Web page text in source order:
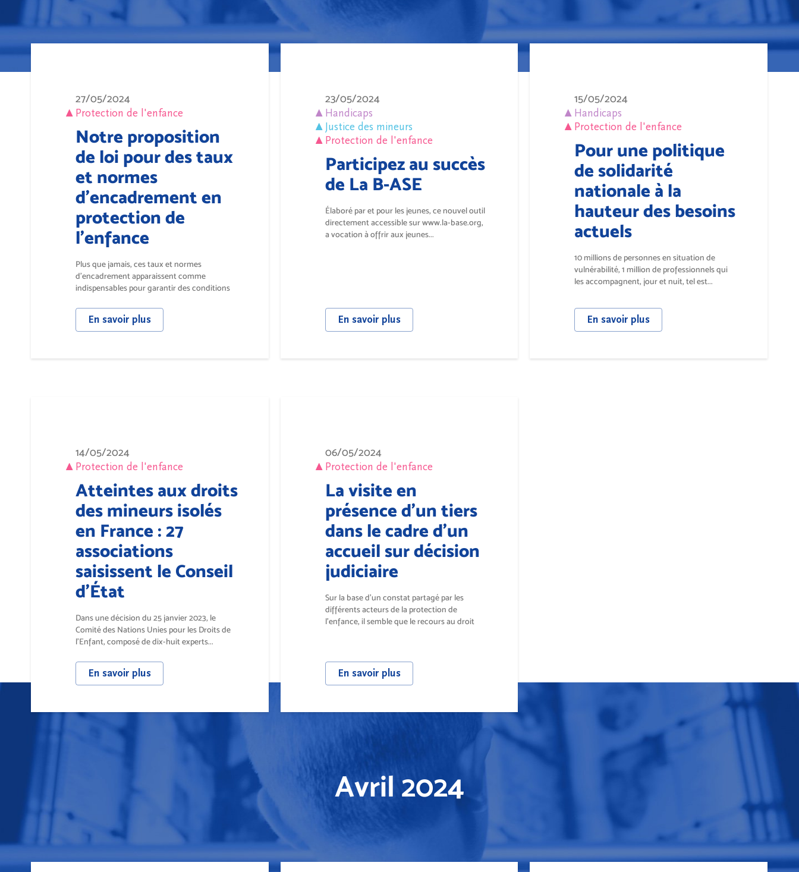
27/05/2024
Protection de l'enfance
Notre proposition
de loi pour des taux
et normes
d'encadrement en
protection de
l'enfance
Plus que jamais, ces taux et normes
d’encadrement apparaissent comme
indispensables pour garantir des conditions
En savoir plus
23/05/2024
Handicaps
Justice des mineurs
Protection de l'enfance
Participez au succès
de La B-ASE
Élaboré par et pour les jeunes, ce nouvel outil
directement accessible sur www.la-base.org,
a vocation à offrir aux jeunes...
En savoir plus
15/05/2024
Handicaps
Protection de l'enfance
Pour une politique
de solidarité
nationale à la
hauteur des besoins
actuels
10 millions de personnes en situation de
vulnérabilité, 1 million de professionnels qui
les accompagnent, jour et nuit, tel est...
En savoir plus
14/05/2024
Protection de l'enfance
Atteintes aux droits
des mineurs isolés
en France : 27
associations
saisissent le Conseil
d’État
Dans une décision du 25 janvier 2023, le
Comité des Nations Unies pour les Droits de
l’Enfant, composé de dix-huit experts...
En savoir plus
06/05/2024
Protection de l'enfance
La visite en
présence d'un tiers
dans le cadre d'un
accueil sur décision
judiciaire
Sur la base d’un constat partagé par les
différents acteurs de la protection de
l’enfance, il semble que le recours au droit
En savoir plus
Avril 2024